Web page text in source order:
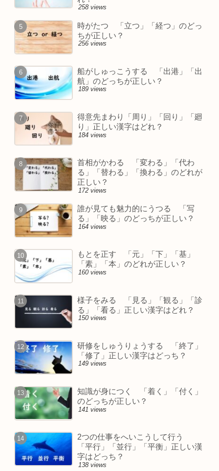
258 views
時がたつ 「立つ」「経つ」のどっ
ちが正しい？
256 views
船がしゅっこうする 「出港」「出
航」のどっちが正しい？
189 views
得意先まわり「周り」「回り」「廻
り」正しい漢字はどれ？
184 views
首相がかわる 「変わる」「代わ
る」「替わる」「換わる」のどれが
正しい？
172 views
誰が見ても魅力的にうつる 「写
る」「映る」のどっちが正しい？
164 views
もとを正す 「元」「下」「基」
「素」「本」のどれが正しい？
160 views
様子をみる 「見る」「観る」「診
る」「看る」正しい漢字はどれ？
150 views
研修をしゅうりょうする 「終了」
「修了」正しい漢字はどっち？
149 views
知識が身につく 「着く」「付く」
のどっちが正しい？
141 views
2つの仕事をへいこうして行う
「平行」「並行」「平衡」正しい漢
字はどっち？
138 views